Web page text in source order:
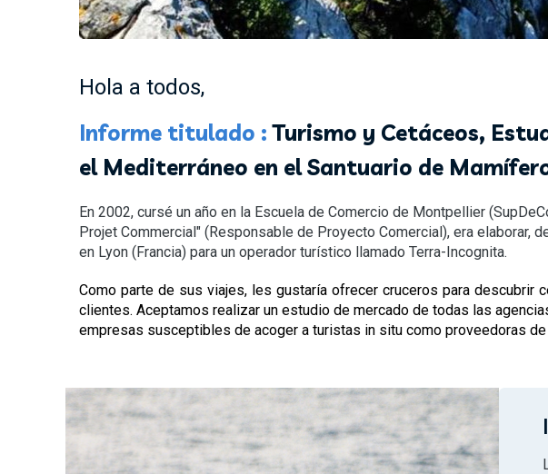
Hola a todos,
Informe titulado :Turismo y Cetáceos,
el Mediterráneo en el Santuario de
En 2002, cursé un año en la Escuela de Comercio de Montpellier
Projet Commercial" (Responsable de Proyecto Comercial), era elaborar,
en Lyon (Francia) para un operador turístico llamado Terra-Incognita.
Como parte de sus viajes, les gustaría ofrecer cruceros para
clientes. Aceptamos realizar un estudio de mercado de todas las
empresas susceptibles de acoger a turistas in situ como proveedoras